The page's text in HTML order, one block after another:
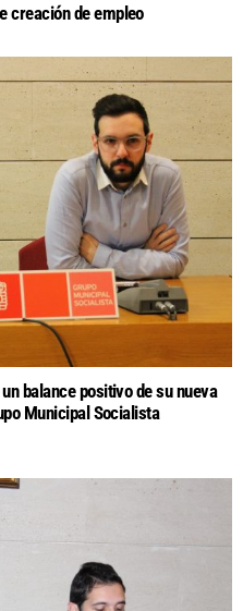
creación de empleo
balance positivo de su nueva
Municipal Socialista